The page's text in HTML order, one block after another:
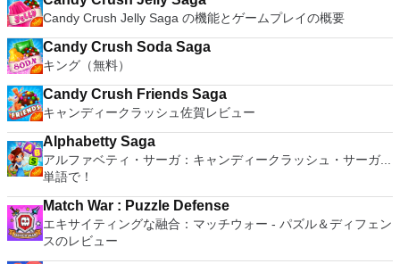
Candy Crush Jelly Saga の機能とゲームプレイの概要
Candy Crush Soda Saga
キング（無料）
Candy Crush Friends Saga
キャンディークラッシュ佐賀レビュー
Alphabetty Saga
アルファベティ・サーガ：キャンディークラッシュ・サーガ...
単語で！
Match War : Puzzle Defense
エキサイティングな融合：マッチウォー - パズル＆ディフェン
スのレビュー